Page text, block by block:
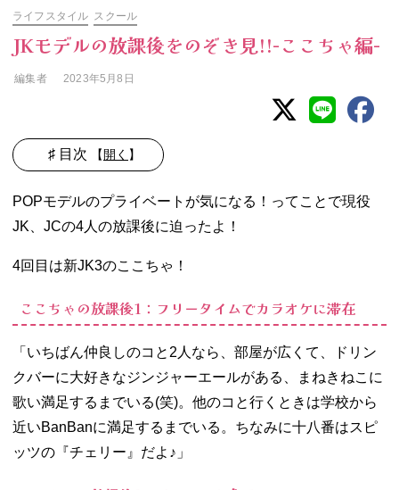
ライフスタイル スクール
JKモデルの放課後をのぞき見!!-ここちゃ編-
編集者 2023年5月8日
♯ 目次 【開く 】
課後1：フリー
タイムでカラオ
− ここちゃの放
課後2：ラーメ
− ここちゃの放
課後3：友だち
とファミレスで
爆語り
POPモデルのプライベートが気になる！ってことで現役
JK、JCの4人の放課後に迫ったよ！
4回目は新JK3のここちゃ！
ここちゃの放課後1：フリータイムでカラオケに滞在
「いちばん仲良しのコと2人なら、部屋が広くて、ドリン
クバーに大好きなジンジャーエールがある、まねきねこに
歌い満足するまでいる(笑)。他のコと行くときは学校から
近いBanBanに満足するまでいる。ちなみに十八番はスピ
ッツの『チェリー』だよ♪」